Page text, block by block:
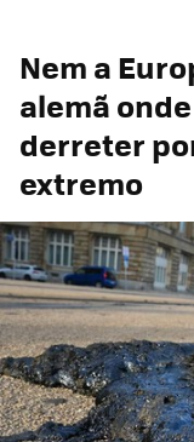
Nem a
alemã
derreter
extremo